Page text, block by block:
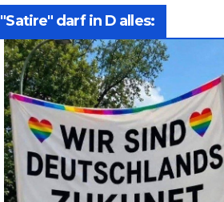
"Satire" darf in D alles: